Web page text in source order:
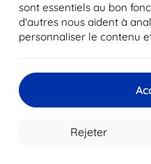
sont essentiels au bon
d'autres nous aident à
personnaliser le contenu
Rejeter
21,90 €
19,72 €
En stock 3 pièces
-30%